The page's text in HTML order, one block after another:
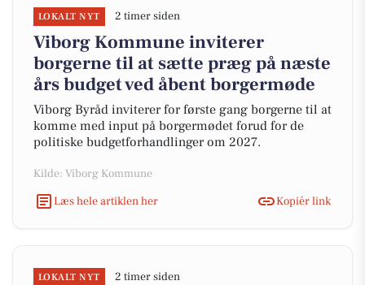
LOKALT NYT 2 timer siden
Viborg Kommune inviterer
borgerne til at sætte præg på næste
års budget ved åbent borgermøde
Viborg Byråd inviterer for første gang borgerne til at
komme med input på borgermødet forud for de
politiske budgetforhandlinger om 2027.
Kilde: Viborg Kommune
Læs hele artiklen her
Kopiér link
LOKALT NYT 2 timer siden